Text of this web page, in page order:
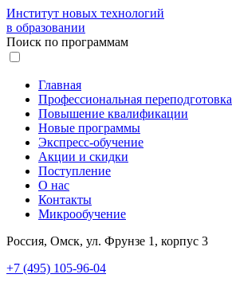
Институт новых технологий
в образовании
Поиск по программам
Главная
Профессиональная переподготовка
Повышение квалификации
Новые программы
Экспресс-обучение
Акции и скидки
Поступление
О нас
Контакты
Микрообучение
Россия, Омск, ул. Фрунзе 1, корпус 3
+7 (495) 105-96-04